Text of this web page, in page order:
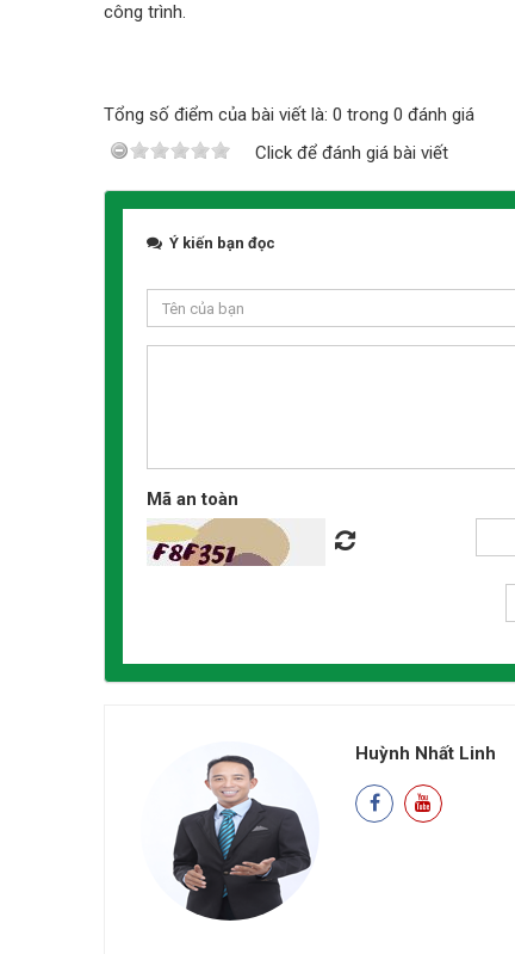
công trình.
Tổng số điểm của bài viết là: 0 trong 0 đánh giá
Click để đánh giá bài viết
Ý kiến bạn đọc
Mã an toàn
Huỳnh Nhất Linh